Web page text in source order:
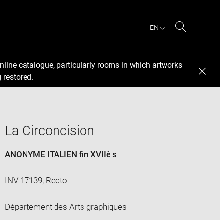
EN
catalogue, particularly rooms in which artworks
restored.
La Circoncision
ANONYME ITALIEN fin XVIIè s
INV 17139, Recto
Département des Arts graphiques